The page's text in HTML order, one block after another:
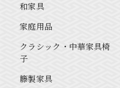
和家具
家庭用品
クラシック・中華家具椅
子
籐製家具